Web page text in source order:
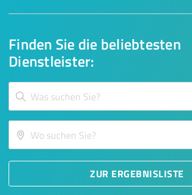
Finden Sie die beliebtesten
Dienstleister:
ZUR ERGEBNISLISTE